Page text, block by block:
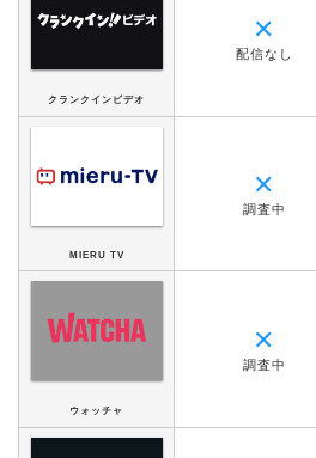
クランクインビデオ
✕
配信なし
MIERU TV
✕
調査中
ウォッチャ
✕
調査中